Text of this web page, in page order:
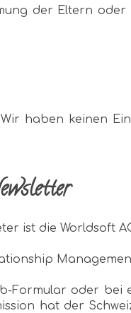
der Eltern
haben keinen
ist die Worldsoft
Formular oder
hat der